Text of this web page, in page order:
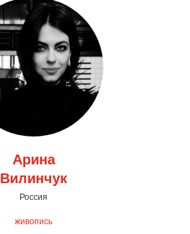
Арина
Вилинчук
Россия
живопись